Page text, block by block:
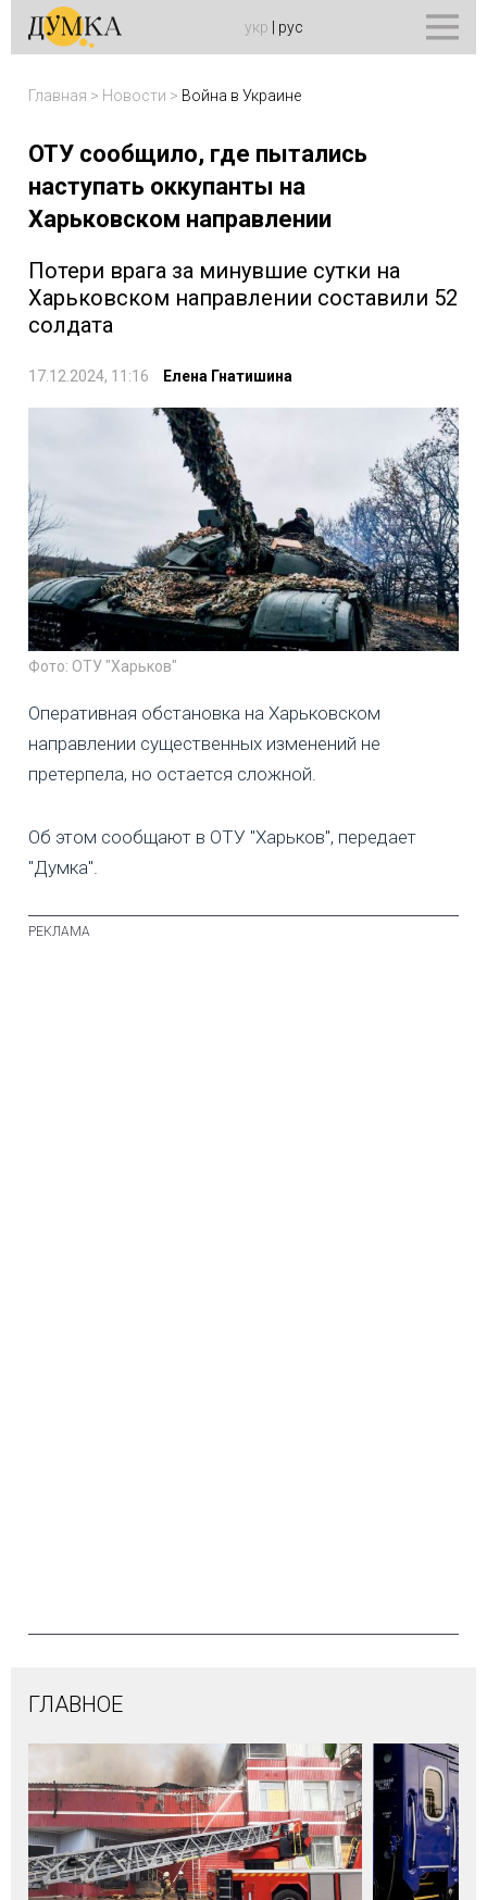
укр рус
Главная > Новости > Война в Украине
ОТУ сообщило, где пытались
наступать оккупанты на
Харьковском направлении
Потери врага за минувшие сутки на
Харьковском направлении составили 52
солдата
17.12.2024, 11:16 Елена Гнатишина
Фото: ОТУ "Харьков"
Оперативная обстановка на Харьковском
направлении существенных изменений не
претерпела, но остается сложной.
Об этом сообщают в ОТУ "Харьков", передает
"Думка".
ГЛАВНОЕ